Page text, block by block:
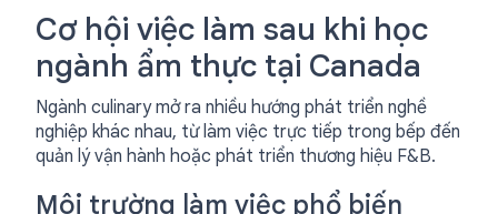
Cơ hội việc làm sau khi học
ngành ẩm thực tại Canada
Ngành culinary mở ra nhiều hướng phát triển nghề
nghiệp khác nhau, từ làm việc trực tiếp trong bếp đến
quản lý vận hành hoặc phát triển thương hiệu F&B.
Môi trường làm việc phổ biến